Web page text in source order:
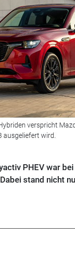
verspricht
ausgeliefert wird.
PHEV war
stand nicht